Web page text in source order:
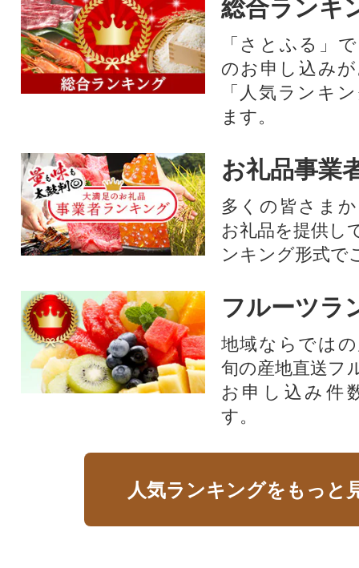
総合ランキ
「さとふる」
のお申し込み
「人気ランキ
ます。
お礼品事業
多くの皆さま
お礼品を提供し
ンキング形式で
フルーツラ
地域ならでは
旬の産地直送フ
お申し込み件
す。
人気ランキングをもっと